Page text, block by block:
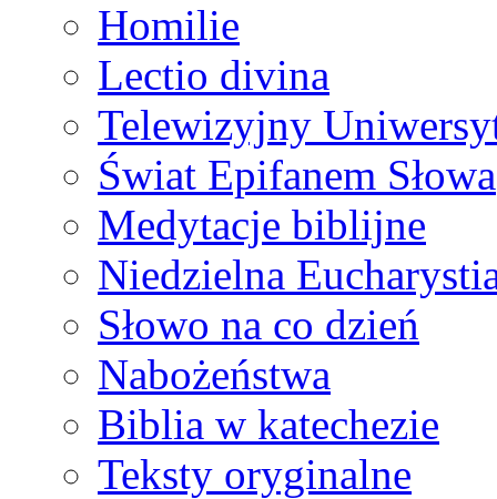
Homilie
Lectio divina
Telewizyjny
Świat Epifanem Słowa
Medytacje biblijne
Niedzielna
Słowo na co dzień
Nabożeństwa
Biblia w katechezie
Teksty oryginalne